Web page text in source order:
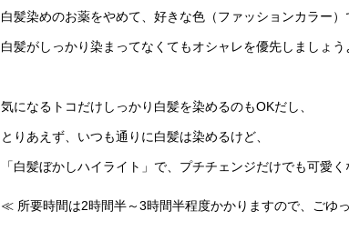
白髪染めのお薬をやめて、好きな色（ファッションカラー）
白髪がしっかり染まってなくてもオシャレを優先しましょう
気になるトコだけしっかり白髪を染めるのもOKだし、
とりあえず、いつも通りに白髪は染めるけど、
「白髪ぼかしハイライト」で、プチチェンジだけでも可愛く
≪ 所要時間は2時間半～3時間半程度かかりますので、ごゆ